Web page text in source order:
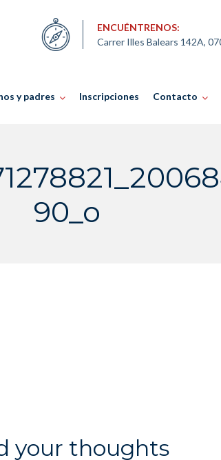
ENCUÉNTRENOS:
Carrer Illes Balears 142A,
y padres Inscripciones Contacto
90_o
your thoughts